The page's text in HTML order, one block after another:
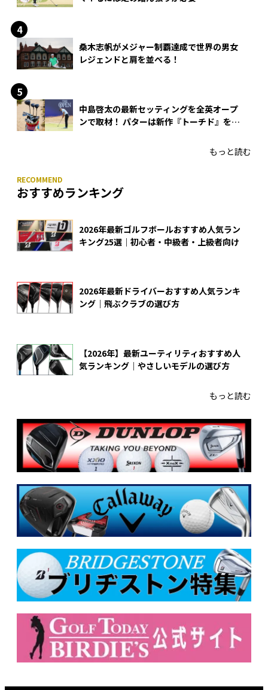
桑木志帆がメジャー制覇達成で世界の男女
レジェンドと肩を並べる！
中島啓太の最新セッティングを全英オープ
ンで取材！ パターは新作『トーチド』を投
もっと読む
おすすめランキング
2026年最新ゴルフボールおすすめ人気ラン
キング25選｜初心者・中級者・上級者向け
2026年最新ドライバーおすすめ人気ランキ
ング｜飛ぶクラブの選び方
【2026年】最新ユーティリティおすすめ人
気ランキング｜やさしいモデルの選び方
もっと読む